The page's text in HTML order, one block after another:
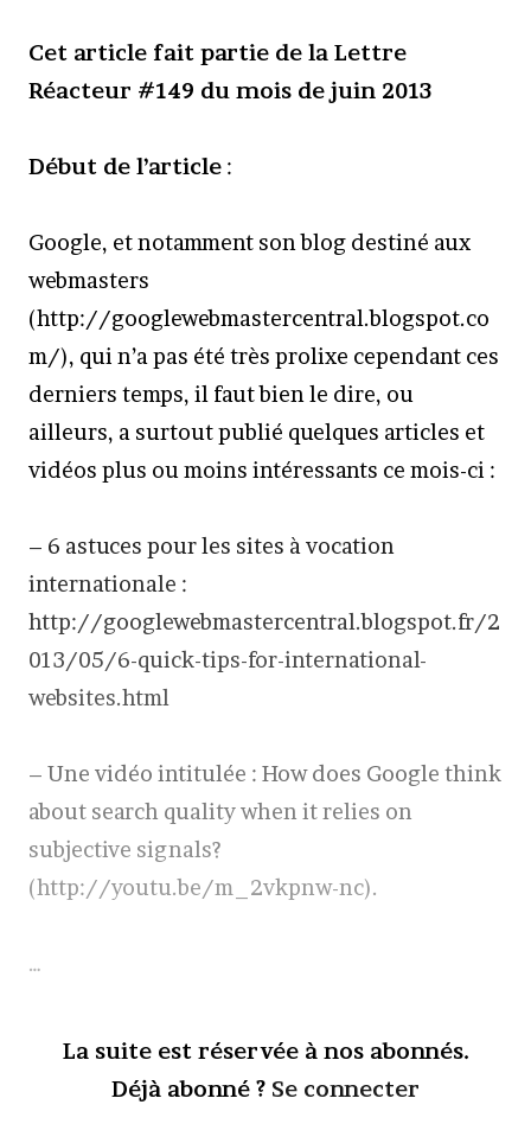
Cet article fait partie de la Lettre
Réacteur #149 du mois de juin 2013
Début de l’article :
Google, et notamment son blog destiné aux
webmasters
(http://googlewebmastercentral.blogspot.co
m/), qui n’a pas été très prolixe cependant ces
derniers temps, il faut bien le dire, ou
ailleurs, a surtout publié quelques articles et
vidéos plus ou moins intéressants ce mois-ci :
– 6 astuces pour les sites à vocation
internationale :
http://googlewebmastercentral.blogspot.fr/2
013/05/6-quick-tips-for-international-
websites.html
– Une vidéo intitulée : How does Google think
about search quality when it relies on
subjective signals?
(http://youtu.be/m_2vkpnw-nc).
…
La suite est réservée à nos abonnés.
Déjà abonné ? Se connecter